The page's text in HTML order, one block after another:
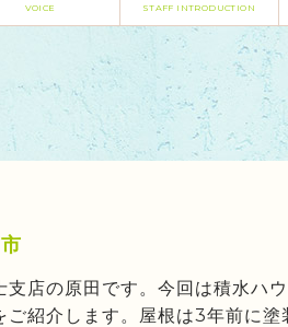
VOICE STAFF INTRODUCTION
店の原田です。今回は積水ハウ
紹介します。屋根は3年前に塗